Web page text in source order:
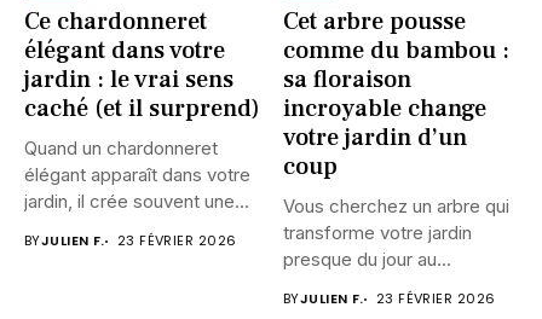
Ce chardonneret
élégant dans votre
jardin : le vrai sens
caché (et il surprend)
Quand un chardonneret
élégant apparaît dans votre
jardin, il crée souvent une...
BYJULIEN F. 23 FÉVRIER 2026
Cet arbre pousse
comme du bambou :
sa floraison
incroyable change
votre jardin d’un
coup
Vous cherchez un arbre qui
transforme votre jardin
presque du jour au...
BYJULIEN F. 23 FÉVRIER 2026